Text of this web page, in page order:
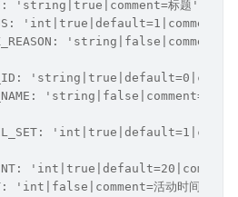
'string|true|comment=标题',
'int|true|default=1|comment=状
'string|false|comment=审
'string|false|comment=分类
'int|true|default=20|comment=
'int|false|comment=活动时间',